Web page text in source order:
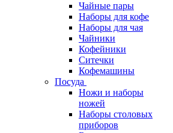
Чайные пары
Наборы для кофе
Наборы для чая
Чайники
Кофейники
Ситечки
Кофемашины
Посуда
Ножи и наборы
ножей
Наборы столовых
приборов